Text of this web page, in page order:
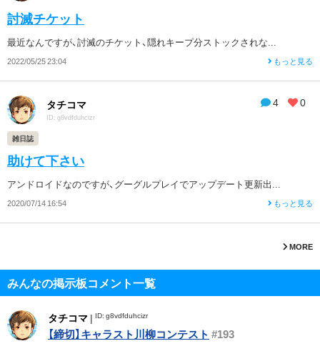
討滅チケット
最近なんですが、討滅のチケット、隠れキープ分ストックされな...
2022/05/25 23:04 もっと見る
4 0
タチコマ
ID: g8vdfduhcizr
雑日誌
助けて下さい
アンドロイドなのですが、グーグルプレイでアップデート更新出...
2020/07/14 16:54 もっと見る
MORE
みんなの掲示板コメント一覧
タチコマ | ID: g8vdfduhcizr
【締切】キャラスト川柳コンテスト #193